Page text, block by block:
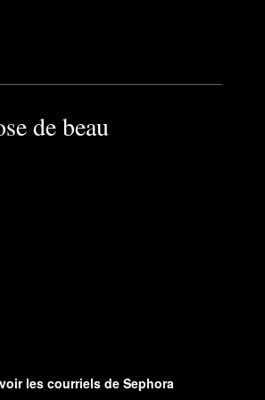
de beau
les courriels de Sephora